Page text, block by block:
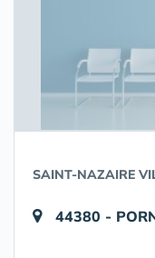
SAINT-NAZAIRE
44380 -